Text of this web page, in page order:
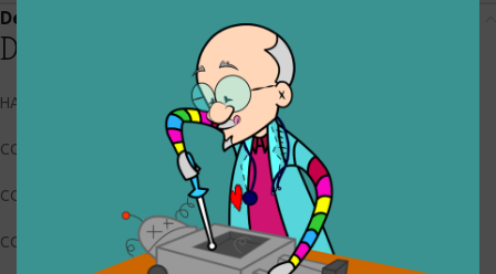
Descrizione
Descrizione
HASBRO – TOMY C-3252C
CODICE RIGIOCATTOLO: 033_0_084
CONDIZIONI: usato, buone
COLLOCAZIONE: BOX1